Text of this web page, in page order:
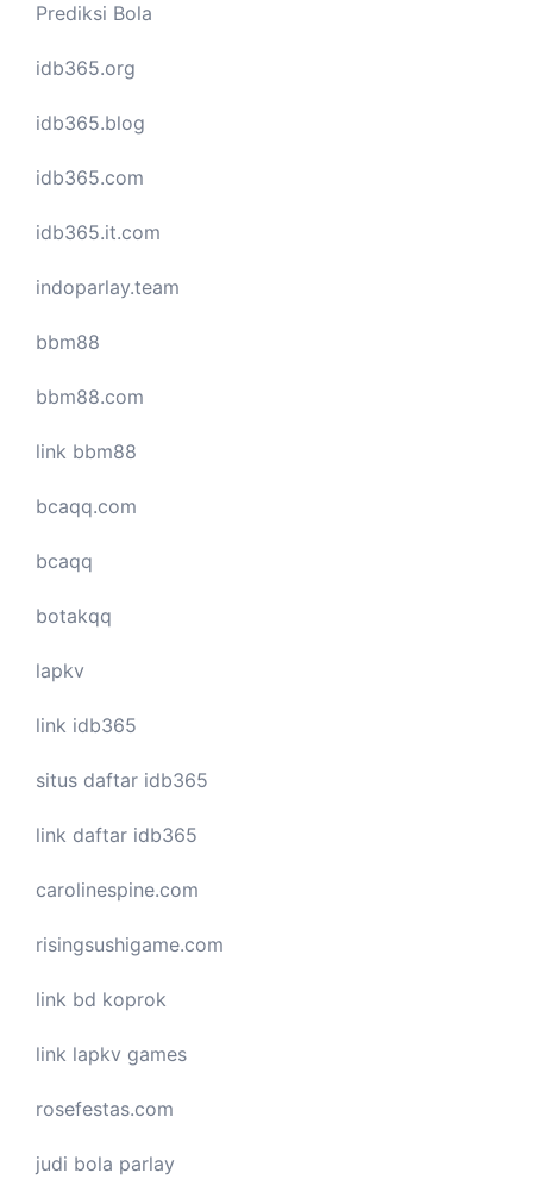
Prediksi Bola
idb365.org
idb365.blog
idb365.com
idb365.it.com
indoparlay.team
bbm88
bbm88.com
link bbm88
bcaqq.com
bcaqq
botakqq
lapkv
link idb365
situs daftar idb365
link daftar idb365
carolinespine.com
risingsushigame.com
link bd koprok
link lapkv games
rosefestas.com
judi bola parlay